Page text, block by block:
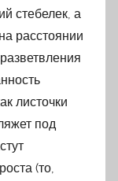
стебелек, а
расстоянии
листочки
под
(то,